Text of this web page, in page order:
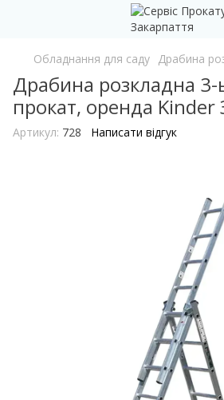
Обладнання для саду Драбина
Драбина розкладна 3-
прокат, оренда Kinder
Артикул: 728 Написати відгук